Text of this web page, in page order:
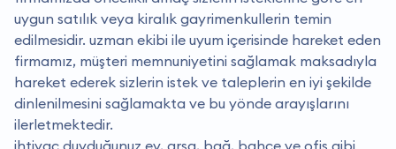
uygun satılık veya kiralık gayrimenkullerin temin
edilmesidir. uzman ekibi ile uyum içerisinde hareket eden
firmamız, müşteri memnuniyetini sağlamak maksadıyla
hareket ederek sizlerin istek ve taleplerin en iyi şekilde
dinlenilmesini sağlamakta ve bu yönde arayışlarını
ilerletmektedir.